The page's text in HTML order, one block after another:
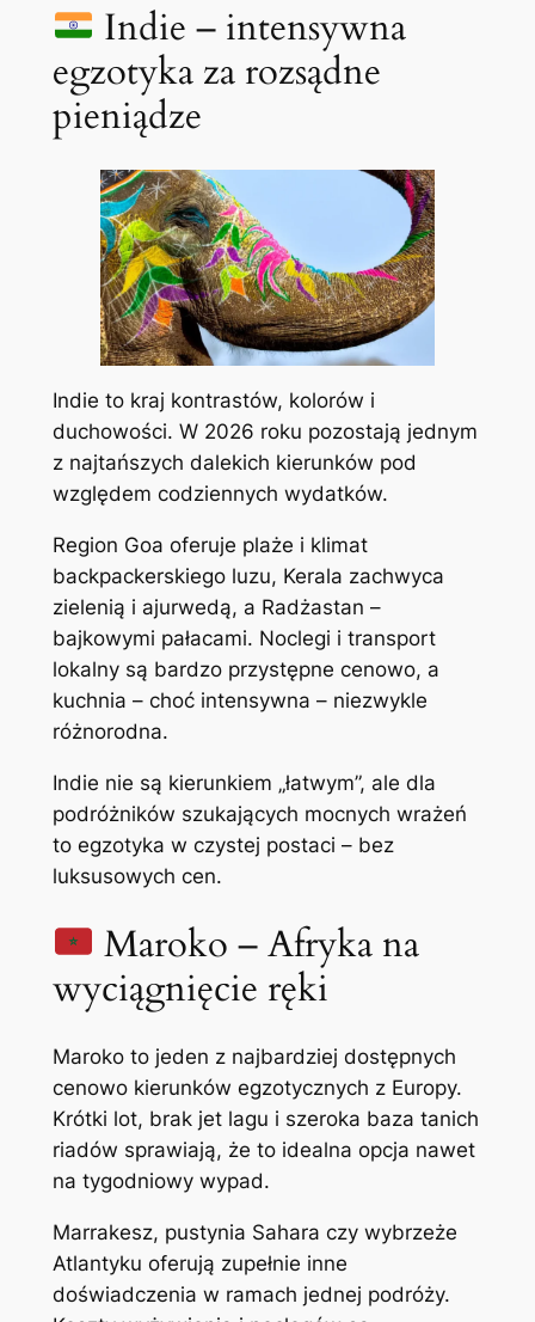
Indie – intensywna
egzotyka za rozsądne
pieniądze
Indie to kraj kontrastów, kolorów i
duchowości. W 2026 roku pozostają jednym
z najtańszych dalekich kierunków pod
względem codziennych wydatków.
Region Goa oferuje plaże i klimat
backpackerskiego luzu, Kerala zachwyca
zielenią i ajurwedą, a Radżastan –
bajkowymi pałacami. Noclegi i transport
lokalny są bardzo przystępne cenowo, a
kuchnia – choć intensywna – niezwykle
różnorodna.
Indie nie są kierunkiem „łatwym”, ale dla
podróżników szukających mocnych wrażeń
to egzotyka w czystej postaci – bez
luksusowych cen.
Maroko – Afryka na
wyciągnięcie ręki
Maroko to jeden z najbardziej dostępnych
cenowo kierunków egzotycznych z Europy.
Krótki lot, brak jet lagu i szeroka baza tanich
riadów sprawiają, że to idealna opcja nawet
na tygodniowy wypad.
Marrakesz, pustynia Sahara czy wybrzeże
Atlantyku oferują zupełnie inne
doświadczenia w ramach jednej podróży.